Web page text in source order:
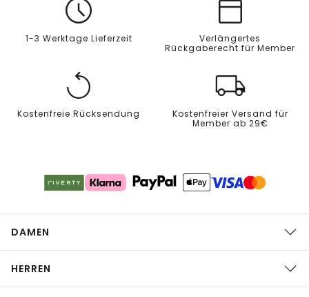
1-3 Werktage Lieferzeit
Verlängertes
Rückgaberecht für Member
Kostenfreie Rücksendung
Kostenfreier Versand für
Member ab 29€
DAMEN
HERREN